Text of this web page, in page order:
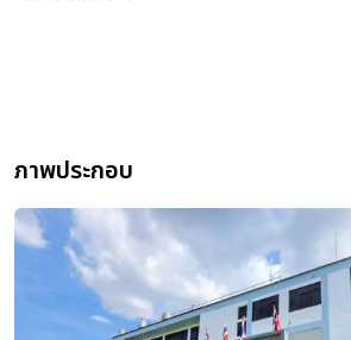
ภาพประกอบ